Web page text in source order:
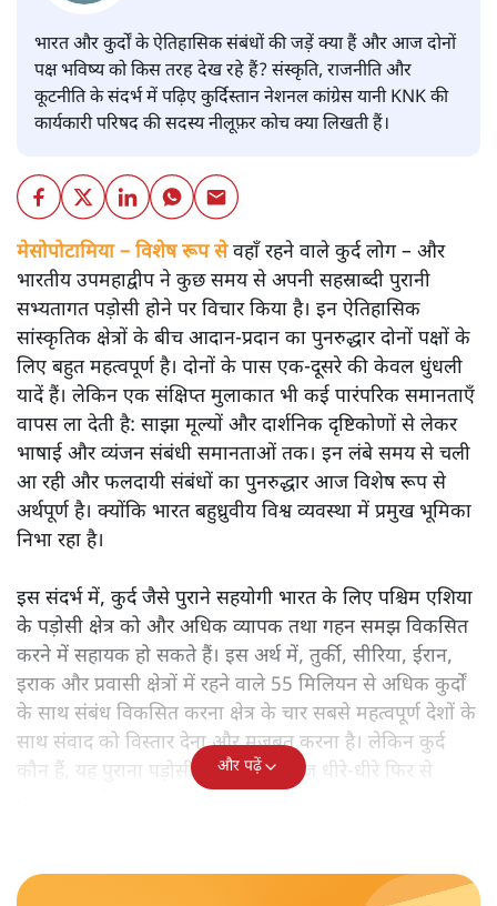
भारत और कुर्दों के ऐतिहासिक संबंधों की जड़ें क्या हैं और आज दोनों
पक्ष भविष्य को किस तरह देख रहे हैं? संस्कृति, राजनीति और
कूटनीति के संदर्भ में पढ़िए कुर्दिस्तान नेशनल कांग्रेस यानी KNK की
कार्यकारी परिषद की सदस्य नीलूफ़र कोच क्या लिखती हैं।
मेसोपोटामिया – विशेष रूप सेवहाँ रहने वाले कुर्द लोग – और
भारतीय उपमहाद्वीप ने कुछ समय से अपनी सहस्राब्दी पुरानी
सभ्यतागत पड़ोसी होने पर विचार किया है। इन ऐतिहासिक
सांस्कृतिक क्षेत्रों के बीच आदान-प्रदान का पुनरुद्धार दोनों पक्षों के
लिए बहुत महत्वपूर्ण है। दोनों के पास एक-दूसरे की केवल धुंधली
यादें हैं। लेकिन एक संक्षिप्त मुलाकात भी कई पारंपरिक समानताएँ
वापस ला देती है: साझा मूल्यों और दार्शनिक दृष्टिकोणों से लेकर
भाषाई और व्यंजन संबंधी समानताओं तक। इन लंबे समय से चली
आ रही और फलदायी संबंधों का पुनरुद्धार आज विशेष रूप से
अर्थपूर्ण है। क्योंकि भारत बहुध्रुवीय विश्व व्यवस्था में प्रमुख भूमिका
निभा रहा है।
इस संदर्भ में, कुर्द जैसे पुराने सहयोगी भारत के लिए पश्चिम एशिया
के पड़ोसी क्षेत्र को और अधिक व्यापक तथा गहन समझ विकसित
करने में सहायक हो सकते हैं। इस अर्थ में, तुर्की, सीरिया, ईरान,
इराक और प्रवासी क्षेत्रों में रहने वाले 55 मिलियन से अधिक कुर्दों
के साथ संबंध विकसित करना क्षेत्र के चार सबसे महत्वपूर्ण देशों के
साथ संवाद को विस्तार देना और मजबूत करना है। लेकिन कुर्द
कौन हैं, यह पुराना पड़ोसी जिसे भारत आज धीरे-धीरे फिर से
और पढ़ें